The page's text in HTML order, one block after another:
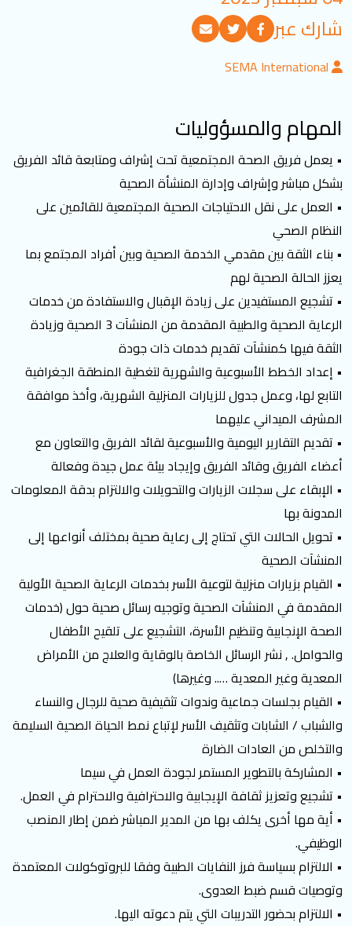
تسجيل الدخول
العربية
تابعنا
شارك عبر
SEMA International
المهام والمسؤوليات
• يعمل فريق الصحة المجتمعية تحت إشراف ومتابعة قائد الفريق
بشكل مباشر وإشراف وإدارة المنشأة الصحية
• العمل على نقل الاحتياجات الصحية المجتمعية للقائمين على
النظام الصحي
• بناء الثقة بين مقدمي الخدمة الصحية وبين أفراد المجتمع بما
يعزز الحالة الصحية لهم
• تشجيع المستفيدين على زيادة الإقبال والاستفادة من خدمات
الرعاية الصحية والطبية المقدمة من المنشآت 3 الصحية وزيادة
الثقة فيها كمنشآت تقديم خدمات ذات جودة
• إعداد الخطط الأسبوعية والشهرية لتغطية المنطقة الجغرافية
التابع لها، وعمل جدول للزيارات المنزلية الشهرية، وأخذ موافقة
المشرف الميداني عليهما
• تقديم التقارير اليومية والأسبوعية لقائد الفريق والتعاون مع
أعضاء الفريق وقائد الفريق وإيجاد بيئة عمل جيدة وفعالة
• الإبقاء على سجلات الزيارات والتحويلات والالتزام بدقة المعلومات
المدونة بها
• تحويل الحالات التي تحتاج إلى رعاية صحية بمختلف أنواعها إلى
المنشآت الصحية
• القيام بزيارات منزلية لتوعية الأسر بخدمات الرعاية الصحية الأولية
المقدمة في المنشآت الصحية وتوجيه رسائل صحية حول (خدمات
الصحة الإنجابية وتنظيم الأسرة، التشجيع على تلقيح الأطفال
والحوامل. , نشر الرسائل الخاصة بالوقاية والعلاج من الأمراض
المعدية وغير المعدية ….. وغيرها)
• القيام بجلسات جماعية وندوات تثقيفية صحية للرجال والنساء
والشباب / الشابات وتثقيف الأسر لإتباع نمط الحياة الصحية السليمة
والتخلص من العادات الضارة
• المشاركة بالتطوير المستمر لجودة العمل في سيما
• تشجيع وتعزيز ثقافة الإيجابية والاحترافية والاحترام في العمل.
• أية مها أخرى يكلف بها من المدير المباشر ضمن إطار المنصب
الوظيفي.
• الالتزام بسياسة فرز النفايات الطبية وفقا للبروتوكولات المعتمدة
وتوصيات قسم ضبط العدوى.
• الالتزام بحضور التدريبات التي يتم دعوته اليها.